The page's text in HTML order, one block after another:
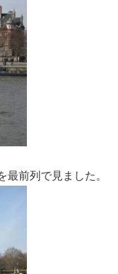
前列で見ました。